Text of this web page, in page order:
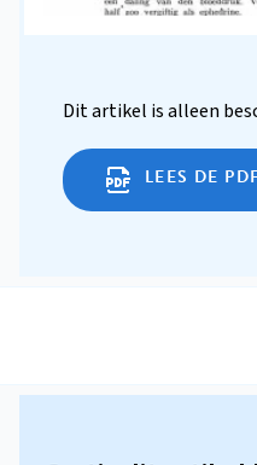
Dit artikel is alleen
LEES DE